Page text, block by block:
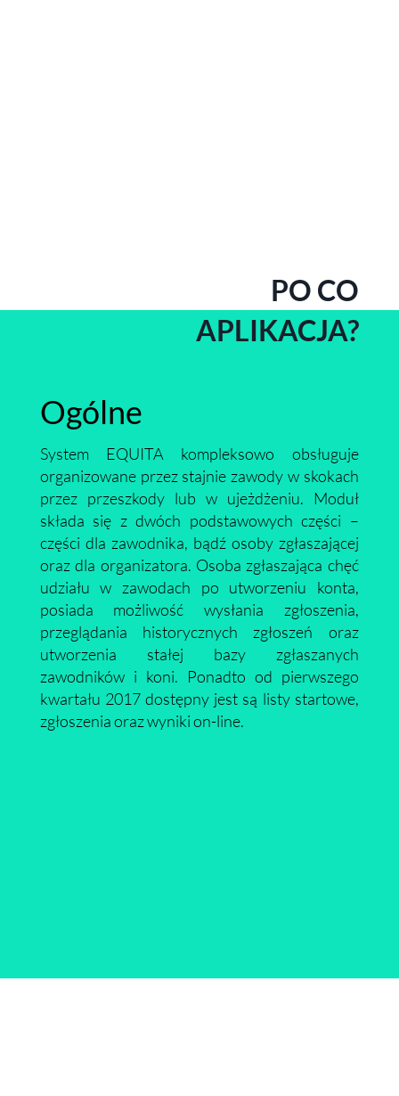
PO CO
APLIKACJA?
Ogólne
System EQUITA kompleksowo obsługuje
organizowane przez stajnie zawody w skokach
przez przeszkody lub w ujeżdżeniu. Moduł
składa się z dwóch podstawowych części –
części dla zawodnika, bądź osoby zgłaszającej
oraz dla organizatora. Osoba zgłaszająca chęć
udziału w zawodach po utworzeniu konta,
posiada możliwość wysłania zgłoszenia,
przeglądania historycznych zgłoszeń oraz
utworzenia stałej bazy zgłaszanych
zawodników i koni. Ponadto od pierwszego
kwartału 2017 dostępny jest są listy startowe,
zgłoszenia oraz wyniki on-line.